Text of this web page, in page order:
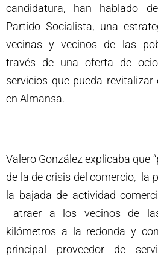
candidatura, han hablado
Partido Socialista, una
vecinas y vecinos de las
través de una oferta de
servicios que pueda
en Almansa.
Valero González explicaba que
de la de crisis del comercio, la
la bajada de actividad
atraer a los vecinos de
kilómetros a la redonda y
principal proveedor de